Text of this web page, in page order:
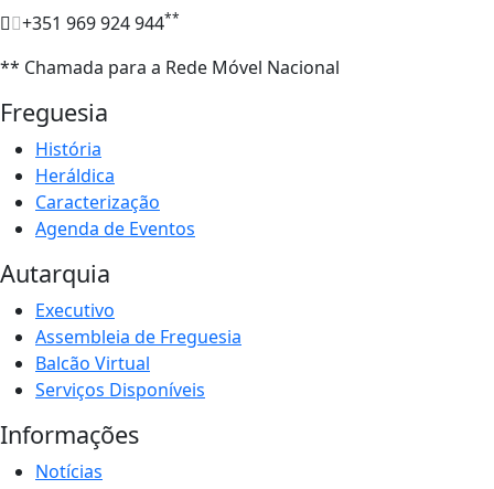
+351 969 924 944**
** Chamada para a Rede Móvel Nacional
Freguesia
História
Heráldica
Caracterização
Agenda de Eventos
Autarquia
Executivo
Assembleia de Freguesia
Balcão Virtual
Serviços Disponíveis
Informações
Notícias